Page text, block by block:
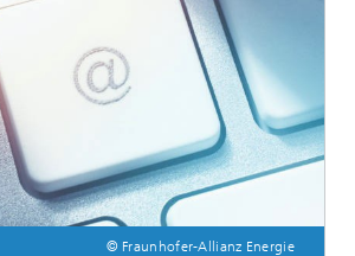
© Fraunhofer-Allianz Energie